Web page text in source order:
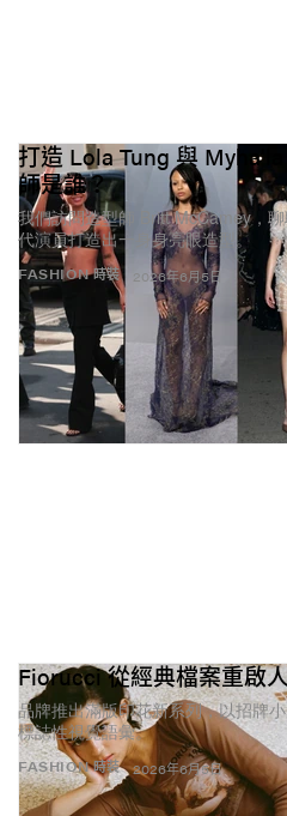
FASHION 時裝
打造 Lola Tung 與
師是誰？
我們訪問造型師 Britt McCamey，
代演員打造出一身身亮眼造型。
2026年6月5日
FASHION 時裝
Fiorucci 從經典檔案重啟
品牌推出滿版印花新系列，以招牌
標誌性視覺語彙。
2026年6月5日